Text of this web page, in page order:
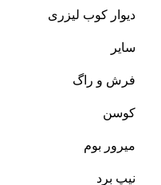
دیوار کوب لیزری
سایر
فرش و راگ
کوسن
میرور بوم
نیپ برد